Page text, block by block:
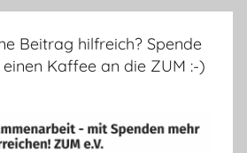
Beitrag hilfreich? Spende
Kaffee an die ZUM :-)